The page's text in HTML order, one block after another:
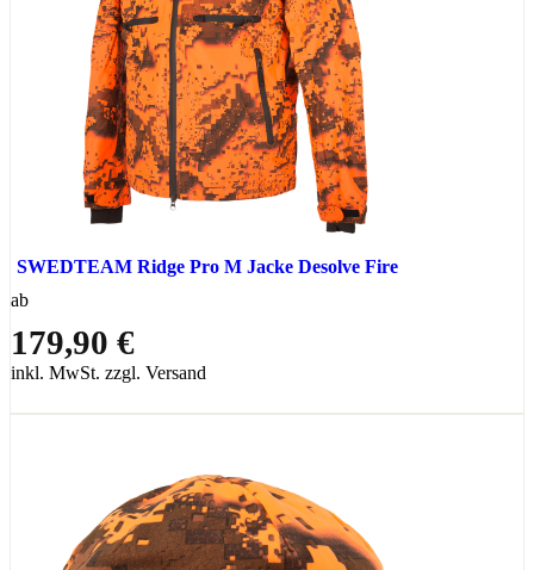
SWEDTEAM Ridge Pro M Jacke Desolve Fire
ab
179,90 €
inkl. MwSt. zzgl. Versand